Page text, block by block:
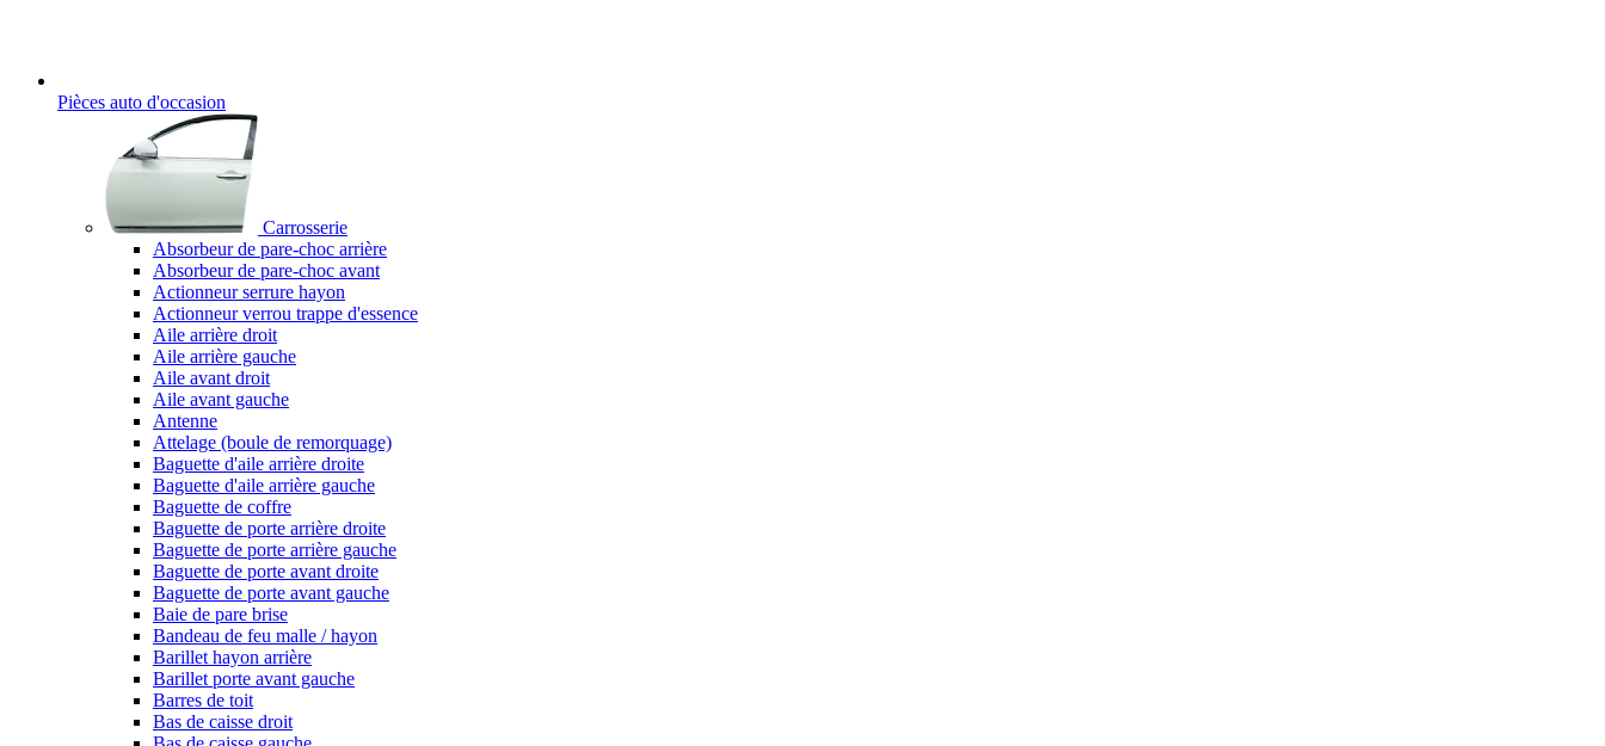
Pièces auto d'occasion
Carrosserie
Absorbeur de pare-choc arrière
Absorbeur de pare-choc avant
Actionneur serrure hayon
Actionneur verrou trappe d'essence
Aile arrière droit
Aile arrière gauche
Aile avant droit
Aile avant gauche
Antenne
Attelage (boule de remorquage)
Baguette d'aile arrière droite
Baguette d'aile arrière gauche
Baguette de coffre
Baguette de porte arrière droite
Baguette de porte arrière gauche
Baguette de porte avant droite
Baguette de porte avant gauche
Baie de pare brise
Bandeau de feu malle / hayon
Barillet hayon arrière
Barillet porte avant gauche
Barres de toit
Bas de caisse droit